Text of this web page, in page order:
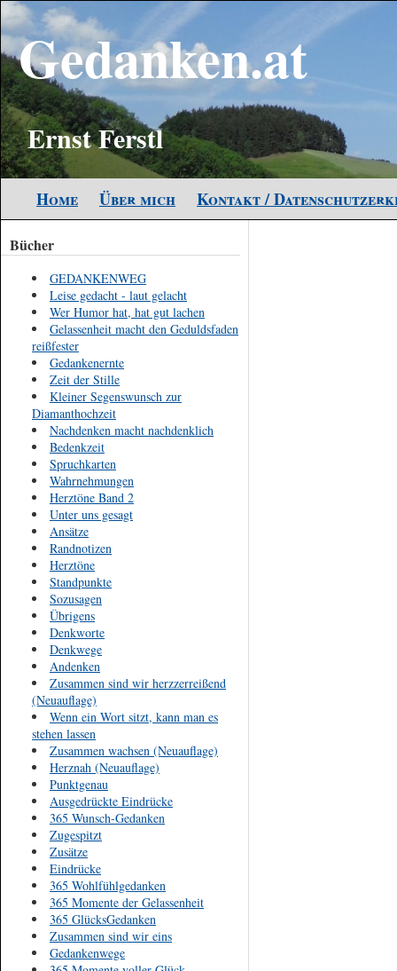
Gedanken.at
Ernst Ferstl
Home Über mich Kontakt /
Bücher
GEDANKENWEG
Leise gedacht - laut gelacht
Wer Humor hat, hat gut lachen
Gelassenheit macht den Geduldsfaden
reißfester
Gedankenernte
Zeit der Stille
Kleiner Segenswunsch zur
Diamanthochzeit
Nachdenken macht nachdenklich
Bedenkzeit
Spruchkarten
Wahrnehmungen
Herztöne Band 2
Unter uns gesagt
Ansätze
Randnotizen
Herztöne
Standpunkte
Sozusagen
Übrigens
Denkworte
Denkwege
Andenken
Zusammen sind wir herzzerreißend
(Neuauflage)
Wenn ein Wort sitzt, kann man es
stehen lassen
Zusammen wachsen (Neuauflage)
Herznah (Neuauflage)
Punktgenau
Ausgedrückte Eindrücke
365 Wunsch-Gedanken
Zugespitzt
Zusätze
Eindrücke
365 Wohlfühlgedanken
365 Momente der Gelassenheit
365 GlücksGedanken
Zusammen sind wir eins
Gedankenwege